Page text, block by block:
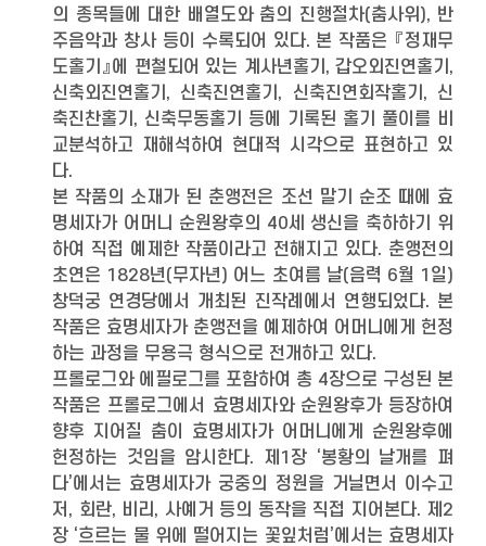
의 종목들에 대한 배열도와 춤의 진행절차(춤사위), 반
주음악과 창사 등이 수록되어 있다. 본 작품은 『정재무
도홀기』에 편철되어 있는 계사년홀기, 갑오외진연홀기,
신축외진연홀기, 신축진연홀기, 신축진연회작홀기, 신
축진찬홀기, 신축무동홀기 등에 기록된 홀기 풀이를 비
교분석하고 재해석하여 현대적 시각으로 표현하고 있
다.
본 작품의 소재가 된 춘앵전은 조선 말기 순조 때에 효
명세자가 어머니 순원왕후의 40세 생신을 축하하기 위
하여 직접 예제한 작품이라고 전해지고 있다. 춘앵전의
초연은 1828년(무자년) 어느 초여름 날(음력 6월 1일)
창덕궁 연경당에서 개최된 진작례에서 연행되었다. 본
작품은 효명세자가 춘앵전을 예제하여 어머니에게 헌정
하는 과정을 무용극 형식으로 전개하고 있다.
프롤로그와 에필로그를 포함하여 총 4장으로 구성된 본
작품은 프롤로그에서 효명세자와 순원왕후가 등장하여
향후 지어질 춤이 효명세자가 어머니에게 순원왕후에
헌정하는 것임을 암시한다. 제1장 ‘봉황의 날개를 펴
다’에서는 효명세자가 궁중의 정원을 거닐면서 이수고
저, 회란, 비리, 사예거 등의 동작을 직접 지어본다. 제2
장 ‘흐르는 물 위에 떨어지는 꽃잎처럼’에서는 효명세자